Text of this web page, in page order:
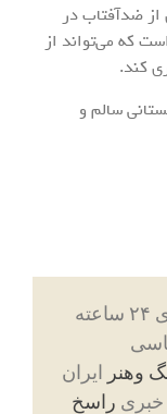
ضدآفتاب در
که می‌تواند از
کند.
سالم و
جدیدترین اخبار و مهم ترین رویدادهای ۲۴ ساعته
وهنر ایران
خبری راسخ